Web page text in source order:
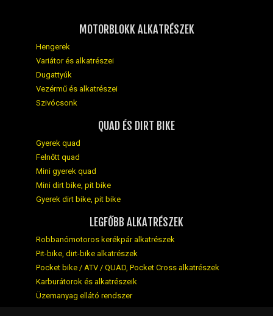
MOTORBLOKK ALKATRÉSZEK
Hengerek
Variátor és alkatrészei
Dugattyúk
Vezérmű és alkatrészei
Szivócsonk
QUAD ÉS DIRT BIKE
Gyerek quad
Felnőtt quad
Mini gyerek quad
Mini dirt bike, pit bike
Gyerek dirt bike, pit bike
LEGFŐBB ALKATRÉSZEK
Robbanómotoros kerékpár alkatrészek
Pit-bike, dirt-bike alkatrészek
Pocket bike / ATV / QUAD, Pocket Cross alkatrészek
Karburátorok és alkatrészeik
Üzemanyag ellátó rendszer